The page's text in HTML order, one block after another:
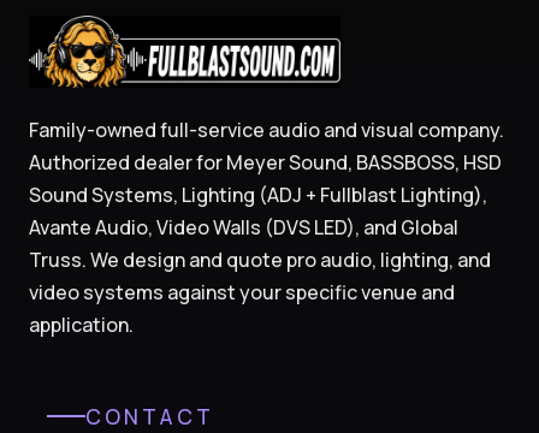
Family-owned full-service audio and visual company.
Authorized dealer for Meyer Sound, BASSBOSS, HSD
Sound Systems, Lighting (ADJ + Fullblast Lighting),
Avante Audio, Video Walls (DVS LED), and Global
Truss. We design and quote pro audio, lighting, and
video systems against your specific venue and
application.
CONTACT